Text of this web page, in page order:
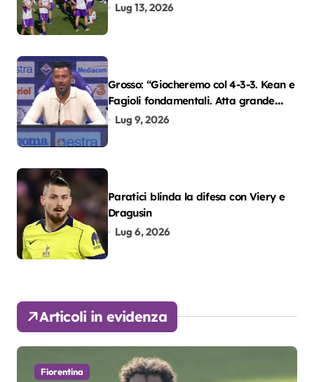
Lug 13, 2026
Grosso: “Giocheremo col 4-3-3. Kean e
Fagioli fondamentali. Atta grande
colpo”
Lug 9, 2026
Paratici blinda la difesa con Viery e
Dragusin
Lug 6, 2026
Articoli in evidenza
Fiorentina